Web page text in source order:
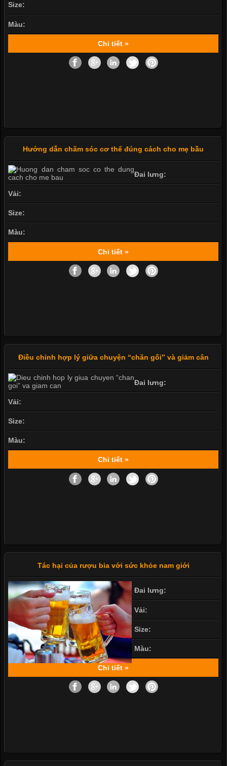
Size:
Màu:
Chi tiết »
Hướng dẫn chăm sóc cơ thể đúng cách cho mẹ bầu
Đai lưng:
Vải:
Size:
Màu:
Chi tiết »
Điều chỉnh hợp lý giữa chuyện “chăn gối” và giảm cân
Đai lưng:
Vải:
Size:
Màu:
Chi tiết »
Tác hại của rượu bia với sức khỏe nam giới
Đai lưng:
Vải:
Size:
Màu:
Chi tiết »